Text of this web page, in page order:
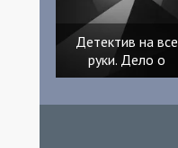
Детектив на все
руки. Дело о